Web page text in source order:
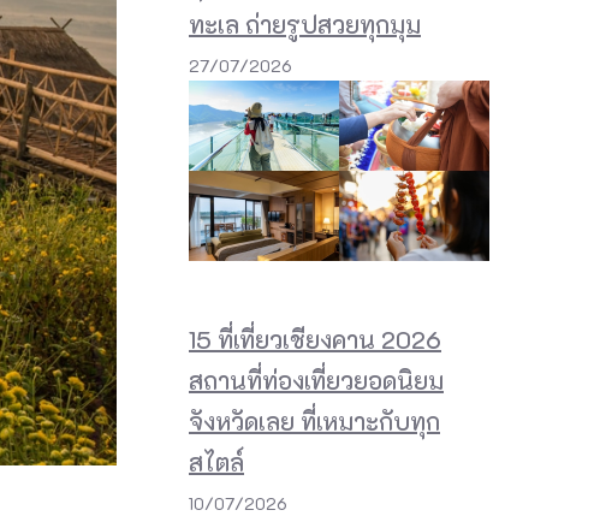
ทะเล ถ่ายรูปสวยทุกมุม
27/07/2026
15 ที่เที่ยวเชียงคาน 2026
สถานที่ท่องเที่ยวยอดนิยม
จังหวัดเลย ที่เหมาะกับทุก
สไตล์
10/07/2026